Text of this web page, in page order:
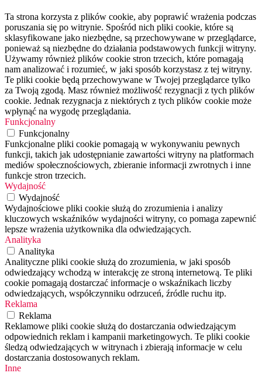
Ta strona korzysta z plików cookie, aby poprawić wrażenia podczas
poruszania się po witrynie. Spośród nich pliki cookie, które są
sklasyfikowane jako niezbędne, są przechowywane w przeglądarce,
ponieważ są niezbędne do działania podstawowych funkcji witryny.
Używamy również plików cookie stron trzecich, które pomagają
nam analizować i rozumieć, w jaki sposób korzystasz z tej witryny.
Te pliki cookie będą przechowywane w Twojej przeglądarce tylko
za Twoją zgodą. Masz również możliwość rezygnacji z tych plików
cookie. Jednak rezygnacja z niektórych z tych plików cookie może
wpłynąć na wygodę przeglądania.
Funkcjonalny
Funkcjonalny
Funkcjonalne pliki cookie pomagają w wykonywaniu pewnych
funkcji, takich jak udostępnianie zawartości witryny na platformach
mediów społecznościowych, zbieranie informacji zwrotnych i inne
funkcje stron trzecich.
Wydajność
Wydajność
Wydajnościowe pliki cookie służą do zrozumienia i analizy
kluczowych wskaźników wydajności witryny, co pomaga zapewnić
lepsze wrażenia użytkownika dla odwiedzających.
Analityka
Analityka
Analityczne pliki cookie służą do zrozumienia, w jaki sposób
odwiedzający wchodzą w interakcję ze stroną internetową. Te pliki
cookie pomagają dostarczać informacje o wskaźnikach liczby
odwiedzających, współczynniku odrzuceń, źródle ruchu itp.
Reklama
Reklama
Reklamowe pliki cookie służą do dostarczania odwiedzającym
odpowiednich reklam i kampanii marketingowych. Te pliki cookie
śledzą odwiedzających w witrynach i zbierają informacje w celu
dostarczania dostosowanych reklam.
Inne